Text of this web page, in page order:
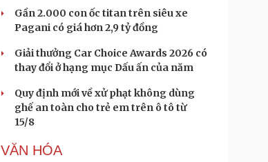
Gần 2.000 con ốc titan trên siêu xe
Pagani có giá hơn 2,9 tỷ đồng
Giải thưởng Car Choice Awards 2026 có
thay đổi ở hạng mục Dấu ấn của năm
Quy định mới về xử phạt không dùng
ghế an toàn cho trẻ em trên ô tô từ
15/8
VĂN HÓA